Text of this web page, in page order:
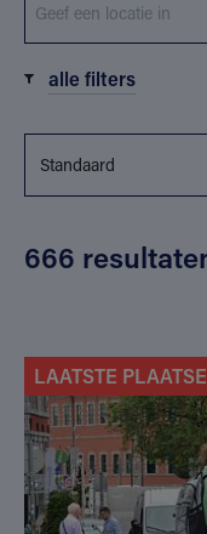
alle filters
666
LAATSTE